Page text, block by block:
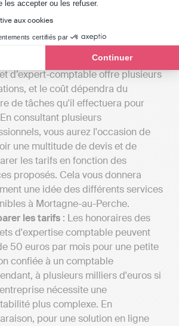
les accepter ou les refuser.
aux cookies
certifiés par
Continuer
vos exigences
proposés par un cabinet
comptables peut varier du tout
selon la lettre de mission. Un
d’expert-comptable offre plusieurs
et le coût dépendra du
de tâches qu'il effectuera pour
consultant plusieurs
vous aurez l'occasion de
une multitude de devis et de
les tarifs en fonction des
proposés. Cela vous donnera
une idée des différents services
à Mortagne-au-Perche.
les tarifs : Les honoraires des
d'expertise comptable peuvent
50 euros par mois pour une petite
confiée à un comptable
à plusieurs milliers d'euros si
nécessite une
plus complexe. En
pour une solution en ligne